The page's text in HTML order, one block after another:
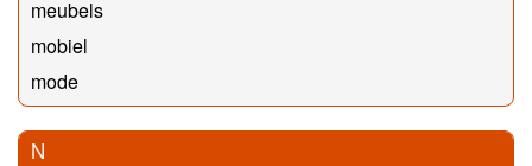
meubels
mobiel
mode
N